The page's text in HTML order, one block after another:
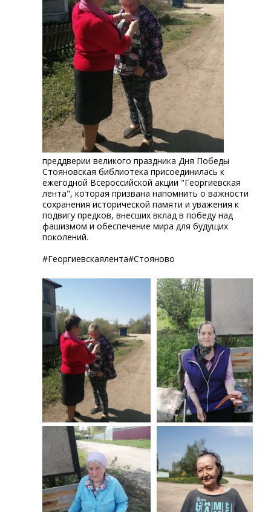
преддверии великого праздника Дня Победы
Стояновская библиотека присоединилась к
ежегодной Всероссийской акции "Георгиевская
лента", которая призвана напомнить о важности
сохранения исторической памяти и уважения к
подвигу предков, внесших вклад в победу над
фашизмом и обеспечение мира для будущих
поколений.
#Георгиевскаялента#Стояново